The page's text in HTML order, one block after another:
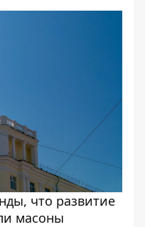
что развитие
масоны